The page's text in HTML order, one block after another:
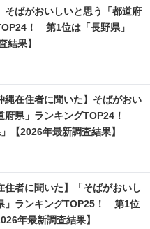
そばがおいしいと思う「都道府
！ 第1位は「長野県」
結果】
縄在住者に聞いた】そばがおい
府県」ランキングTOP24！
【2026年最新調査結果】
住者に聞いた】「そばがおいし
」ランキングTOP25！ 第1位
年最新調査結果】